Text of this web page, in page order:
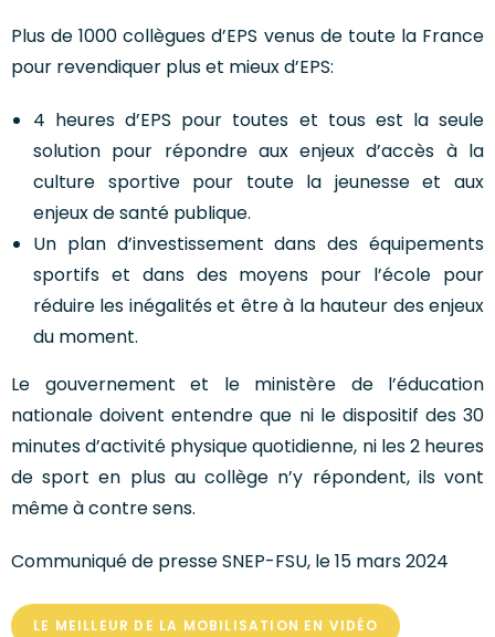
Plus de 1000 collègues d’EPS venus de toute la France
pour revendiquer plus et mieux d’EPS:
4 heures d’EPS pour toutes et tous est la seule
solution pour répondre aux enjeux d’accès à la
culture sportive pour toute la jeunesse et aux
enjeux de santé publique.
Un plan d’investissement dans des équipements
sportifs et dans des moyens pour l’école pour
réduire les inégalités et être à la hauteur des enjeux
du moment.
Le gouvernement et le ministère de l’éducation
nationale doivent entendre que ni le dispositif des 30
minutes d’activité physique quotidienne, ni les 2 heures
de sport en plus au collège n’y répondent, ils vont
même à contre sens.
Communiqué de presse SNEP-FSU, le 15 mars 2024
LE MEILLEUR DE LA MOBILISATION EN VIDÉO